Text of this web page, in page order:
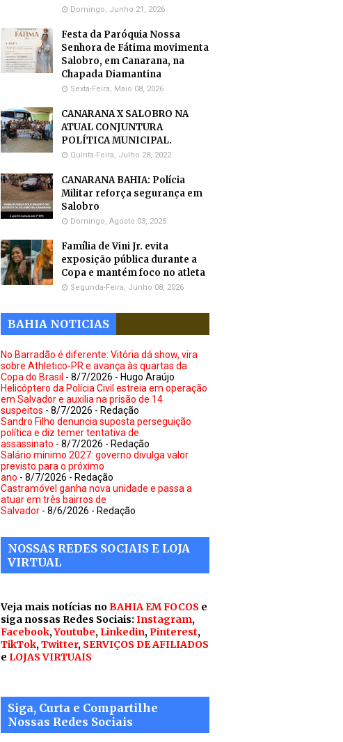
Domingo, Junho 21, 2026
Festa da Paróquia Nossa
Senhora de Fátima movimenta
Salobro, em Canarana, na
Chapada Diamantina
Sexta-Feira, Maio 08, 2026
CANARANA X SALOBRO NA
ATUAL CONJUNTURA
POLÍTICA MUNICIPAL.
Quinta-Feira, Julho 28, 2022
CANARANA BAHIA: Polícia
Militar reforça segurança em
Salobro
Domingo, Agosto 03, 2025
Família de Vini Jr. evita
exposição pública durante a
Copa e mantém foco no atleta
Segunda-Feira, Junho 08, 2026
BAHIA NOTICIAS
No Barradão é diferente: Vitória dá show, vira
sobre Athletico-PR e avança às quartas da
Copa do Brasil - 8/7/2026 - Hugo Araújo
Helicóptero da Polícia Civil estreia em operação
em Salvador e auxilia na prisão de 14
suspeitos - 8/7/2026 - Redação
Sandro Filho denuncia suposta perseguição
política e diz temer tentativa de
assassinato - 8/7/2026 - Redação
Salário mínimo 2027: governo divulga valor
previsto para o próximo
ano - 8/7/2026 - Redação
Castramóvel ganha nova unidade e passa a
atuar em três bairros de
Salvador - 8/6/2026 - Redação
NOSSAS REDES SOCIAIS E LOJA
VIRTUAL
Veja mais notícias noBAHIA EM FOCOS e
siga nossas Redes Sociais: Instagram,
Facebook,Youtube, Linkedin,Pinterest,
TikTok,Twitter, SERVIÇOS DE AFILIADOS
e LOJAS VIRTUAIS
Siga, Curta e Compartilhe
Nossas Redes Sociais